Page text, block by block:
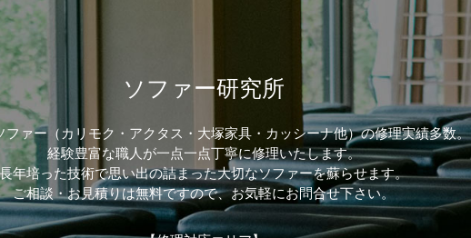
ソファー研究所
ファー（カリモク・アクタス・大塚家具・カッシーナ他）の修理実績多数。
経験豊富な職人が一点一点丁寧に修理いたします。
長年培った技術で思い出の詰まった大切なソファーを蘇らせます。
ご相談・お見積りは無料ですので、お気軽にお問合せ下さい。